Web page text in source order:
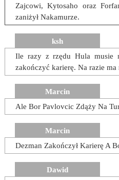
Zajcowi, Kytosaho oraz
zaniżył Nakamurze.
ksh
Ile razy z rzędu Hula musie
zakończyć karierę. Na razie
Marcin
Ale Bor Pavlovcic Zdąży Na
Marcin
Dezman Zakończył Karierę A
Dawid